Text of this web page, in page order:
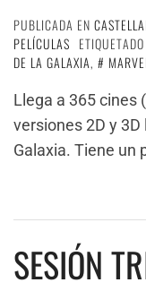
PUBLICADA EN
PELÍCULAS
DE LA GALAXIA, MARVEL
Llega a 365 cines
versiones 2D y
Galaxia. Tiene un
SESIÓN